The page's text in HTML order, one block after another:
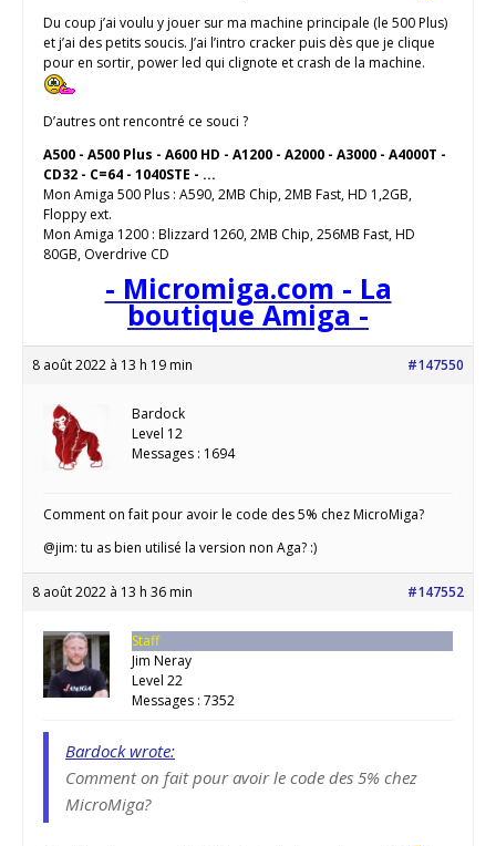
Du coup j’ai voulu y jouer sur ma machine principale (le 500 Plus)
et j’ai des petits soucis. J’ai l’intro cracker puis dès que je clique
pour en sortir, power led qui clignote et crash de la machine.
D’autres ont rencontré ce souci ?
A500 - A500 Plus - A600 HD - A1200 - A2000 - A3000 - A4000T -
CD32 - C=64 - 1040STE - ...
Mon Amiga 500 Plus : A590, 2MB Chip, 2MB Fast, HD 1,2GB,
Floppy ext.
Mon Amiga 1200 : Blizzard 1260, 2MB Chip, 256MB Fast, HD
80GB, Overdrive CD
- Micromiga.com - La
boutique Amiga -
8 août 2022 à 13 h 19 min #147550
Bardock
Level 12
Messages : 1694
Comment on fait pour avoir le code des 5% chez MicroMiga?
@jim: tu as bien utilisé la version non Aga? :)
8 août 2022 à 13 h 36 min #147552
Staff
Jim Neray
Level 22
Messages : 7352
Bardock wrote:
Comment on fait pour avoir le code des 5% chez
MicroMiga?